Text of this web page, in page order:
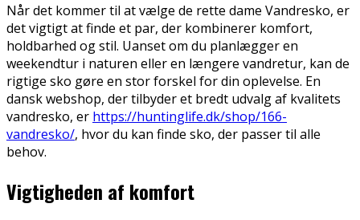
Når det kommer til at vælge de rette dame Vandresko, er
det vigtigt at finde et par, der kombinerer komfort,
holdbarhed og stil. Uanset om du planlægger en
weekendtur i naturen eller en længere vandretur, kan de
rigtige sko gøre en stor forskel for din oplevelse. En
dansk webshop, der tilbyder et bredt udvalg af kvalitets
vandresko, er https://huntinglife.dk/shop/166-
vandresko/, hvor du kan finde sko, der passer til alle
behov.
Vigtigheden af komfort